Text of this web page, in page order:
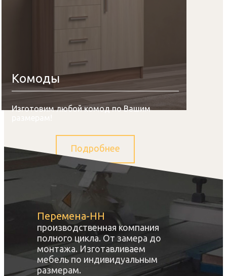
Комоды
Изготовим любой комод по Вашим
Подробнее
Перемена-НН
производственная компания
полного цикла. От замера до
монтажа. Изготавливаем
мебель по индивидуальным
размерам.